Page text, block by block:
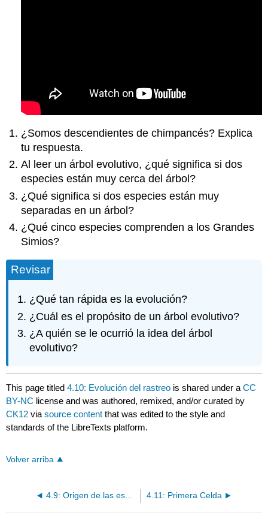
¿Somos descendientes de chimpancés? Explica
tu respuesta.
Al leer un árbol evolutivo, ¿qué significa si dos
especies están muy cerca del árbol?
¿Qué significa si dos especies están muy
separadas en un árbol?
¿Qué cinco especies comprenden a los Grandes
Simios?
Revisar
¿Qué tan rápida es la evolución?
¿Cuál es el propósito de un árbol evolutivo?
¿A quién se le ocurrió la idea del árbol
evolutivo?
This page titled4.10: Evolución del rastreo is shared under aCC
BY-NC license and was authored, remixed, and/or curated by
CK12 viasource content that was edited to the style and
standards of the LibreTexts platform.
Volver arriba
4.9: Origen de las especies 4.11: Primera Celda